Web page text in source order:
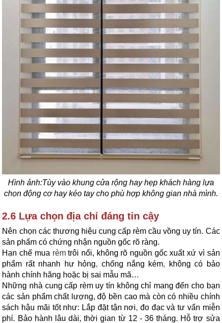
Hình ảnh:Tùy vào khung cửa rộng hay hẹp khách hàng lựa
chọn động cơ hay kéo tay cho phù hợp không gian nhà mình.
2.6 Lựa chọn địa chỉ đáng tin cậy
Nên chọn các thương hiệu cung cấp rèm cầu vồng uy tín. Các
sản phẩm có chứng nhận nguồn gốc rõ ràng.
Hạn chế mua rèmtrôi nổi, không rõ nguồn gốc xuất xứ vì sản
phẩm rất nhanh hư hỏng, chống nắng kém, không có bảo
hành chính hãng hoặc bị sai mẫu mã…
Những nhà cung cấp rèm uy tín không chỉ mang đến cho bạn
các sản phẩm chất lượng, độ bền cao mà còn có nhiều chính
sách hậu mãi tốt như: Lắp đặt tận nơi, đo đạc và tư vấn miễn
phí. Bảo hành lâu dài, thời gian từ 12 - 36 tháng. Hỗ trợ sửa